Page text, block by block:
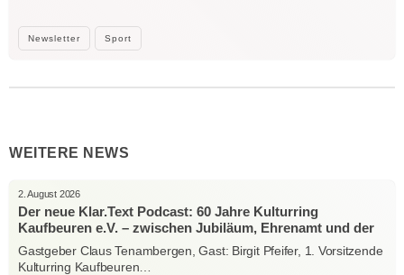
Newsletter Sport
WEITERE NEWS
2. August 2026
Der neue Klar.Text Podcast: 60 Jahre Kulturring
Kaufbeuren e.V. – zwischen Jubiläum, Ehrenamt und der
Kraft der Kultur
Gastgeber Claus Tenambergen, Gast: Birgit Pfeifer, 1. Vorsitzende
Kulturring Kaufbeuren…